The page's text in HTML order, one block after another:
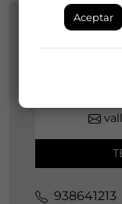
938641213
Aceptar